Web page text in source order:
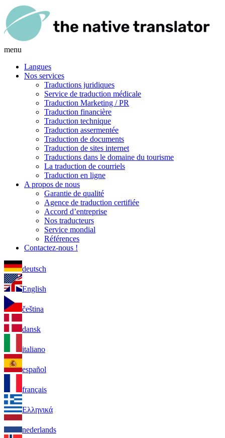
menu
Langues
Nos services
Traductions juridiques
Service de traduction médicale
Traduction Marketing / PR
Traduction financière
Traduction technique
Traduction assermentée
Traduction de documents
Traduction de sites internet
Traductions dans le domaine du tourisme
La traduction de courriels
Traduction en ligne
A propos de nous
Garantie de qualité
Agence de traduction certifiée
Accord d’entreprise
Nos traducteurs
Service mondial
Références
Contactez-nous !
deutsch
English
čeština
dansk
italiano
español
français
Ελληνικά
nederlands